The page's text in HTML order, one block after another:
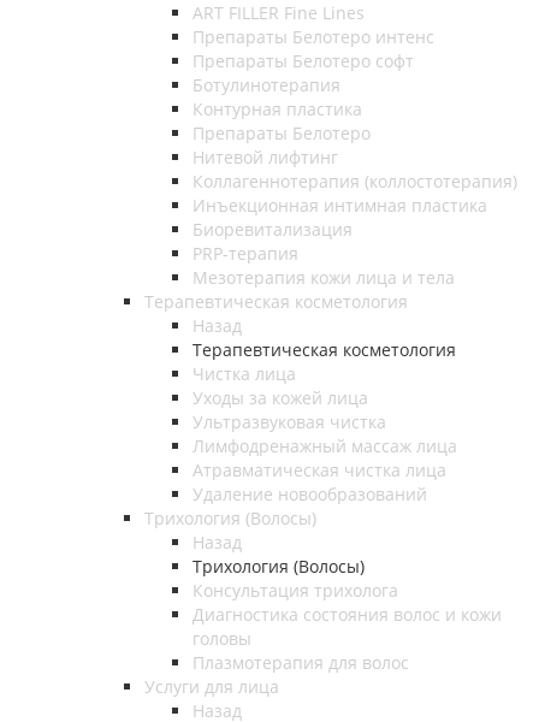
ART FILLER Fine Lines
Препараты Белотеро интенс
Препараты Белотеро софт
Ботулинотерапия
Контурная пластика
Препараты Белотеро
Нитевой лифтинг
Коллагеннотерапия (коллостотерапия)
Инъекционная интимная пластика
Биоревитализация
PRP-терапия
Мезотерапия кожи лица и тела
Терапевтическая косметология
Назад
Терапевтическая косметология
Чистка лица
Уходы за кожей лица
Ультразвуковая чистка
Лимфодренажный массаж лица
Атравматическая чистка лица
Удаление новообразований
Трихология (Волосы)
Назад
Трихология (Волосы)
Консультация трихолога
Диагностика состояния волос и кожи
головы
Плазмотерапия для волос
Услуги для лица
Назад